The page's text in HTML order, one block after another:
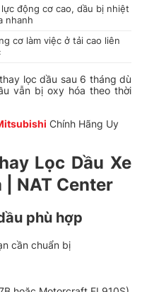
động cơ cao, dầu bị nhiệt
nhanh
cơ làm việc ở tải cao liên
lọc dầu sau 6 tháng dù
vẫn bị oxy hóa theo thời
Chính Hãng Uy
Lọc Dầu Xe
| NAT Center
phù hợp
cần chuẩn bị